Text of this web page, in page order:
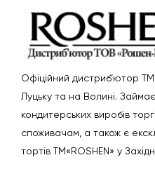
Офіційний дистриб’ютор
Луцьку та на Волині.
кондитерських виробів
споживачам, а також є
тортів ТМ«ROSHEN» у